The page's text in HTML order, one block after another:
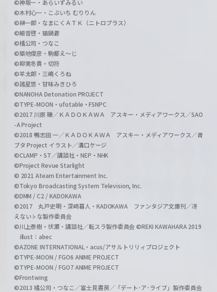
©神坂一・あらいずみるい
©木村心一・こぶいち むりりん
©榊一郎・なまにくＡＴＫ（ニトロプラス）
©細音啓・猫鍋蒼
©橘公司・つなこ
©築地俊彦・駒都え～じ
©柳実冬貴・切符
©羊太郎・三嶋くろね
©諸星悠・甘味みきひろ
©NANOHA Detonation PROJECT
©TYPE-MOON・ufotable・FSNPC
©2017 川原 礫／ＫＡＤＯＫＡＷＡ アスキー・メディアワークス／SAO
-A Project
©2018 鴨志田 一／ＫＡＤＯＫＡＷＡ アスキー・メディアワークス／青
ブタ Project イラスト／溝口ケージ
©CLAMP・ST／講談社・NEP・NHK
©Project Revue Starlight
© 2021 Ateam Entertainment Inc.
©Tokyo Broadcasting System Television, Inc.
©DMM / C2 / KADOKAWA
©2017 丸戸史明・深崎暮人・KADOKAWA ファンタジア文庫刊／冴
えない♭な製作委員会
©川上泰樹・伏瀬・講談社／転スラ製作委員会 ©REKI KAWAHARA 2019
illust：abec
©AZONE INTERNATIONAL・acus/アサルトリリィプロジェクト
©TYPE-MOON / FGO6 ANIME PROJECT
©TYPE-MOON / FGO7 ANIME PROJECT
©Frontwing
©2013 橘公司・つなこ／富士見書房／「デート･ア･ライブ」製作委員会